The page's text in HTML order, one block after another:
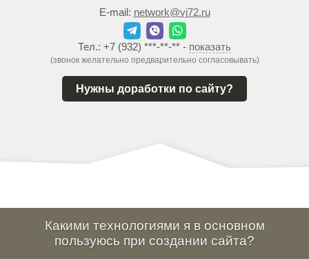
E-mail: network@vj72.ru
Тел.: +7 (932) ***-**-** - показать
(звонок желательно предварительно согласовывать)
Нужны доработки по сайту?
Какими технологиями я в основном
пользуюсь при создании сайта?